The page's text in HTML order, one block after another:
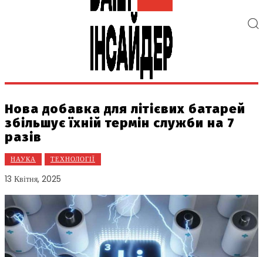
Нова добавка для літієвих батарей
збільшує їхній термін служби на 7
разів
НАУКА ТЕХНОЛОГІЇ
13 Квітня, 2025